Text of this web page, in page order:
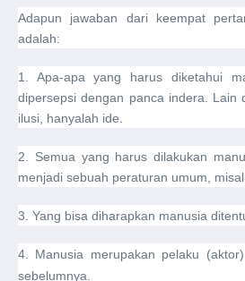
Adapun jawaban dari keempat
adalah:
1. Apa-apa yang harus diketahui
dipersepsi dengan panca indera. Lain
ilusi, hanyalah ide.
2. Semua yang harus dilakukan
menjadi sebuah peraturan umum,
3. Yang bisa diharapkan manusia
4. Manusia merupakan pelaku
sebelumnya.